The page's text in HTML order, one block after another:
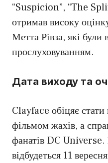
“Suspicion”, “The
отримав високу
Метта Рівза, які були
прослуховуванням.
Дата виходу та
Clayface обіцяє
фільмом жахів, а
фанатів DC Universe.
відбудеться 11